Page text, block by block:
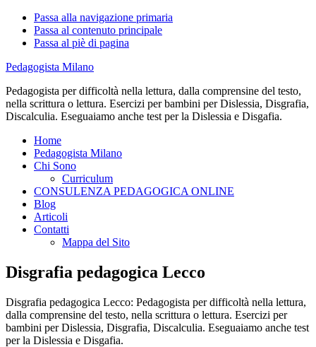
Passa alla navigazione primaria
Passa al contenuto principale
Passa al piè di pagina
Pedagogista Milano
Pedagogista per difficoltà nella lettura, dalla comprensine del testo,
nella scrittura o lettura. Esercizi per bambini per Dislessia, Disgrafia,
Discalculia. Eseguaiamo anche test per la Dislessia e Disgafia.
Home
Pedagogista Milano
Chi Sono
Curriculum
CONSULENZA PEDAGOGICA ONLINE
Blog
Articoli
Contatti
Mappa del Sito
Disgrafia pedagogica Lecco
Disgrafia pedagogica Lecco: Pedagogista per difficoltà nella lettura,
dalla comprensine del testo, nella scrittura o lettura. Esercizi per
bambini per Dislessia, Disgrafia, Discalculia. Eseguaiamo anche test
per la Dislessia e Disgafia.